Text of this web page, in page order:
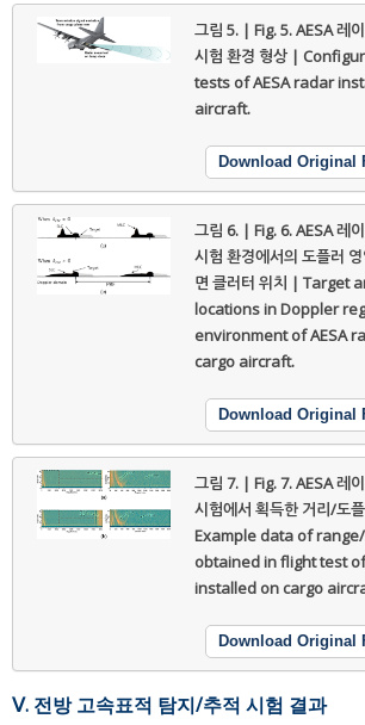
그림 5. | Fig. 5.AESA 레
시험 환경 형상 |
tests of AESA radar
aircraft.
Download Original
그림 6. | Fig. 6.AESA 레
시험 환경에서의 도플러
면 클러터 위치 | Target
locations in Doppler
environment of AESA
cargo aircraft.
Download Original
그림 7. | Fig. 7.AESA 레
시험에서 획득한 거리/도
Example data of
obtained in flight test
installed on cargo
Download Original
Ⅴ. 전방 고속표적 탐지/추적 시험 결과